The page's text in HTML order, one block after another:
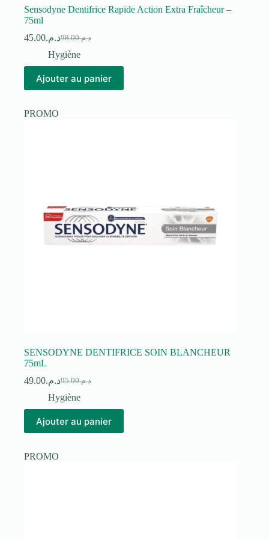
Sensodyne Dentifrice Rapide Action Extra Fraîcheur –
75ml
د.م.98.00
Le
prix
était :
د.م.45.00
Le
prix
est :
Hygiène
Ajouter au panier
PROMO
SENSODYNE DENTIFRICE SOIN BLANCHEUR
75mL
د.م.95.00
Le
prix
était :
د.م.49.00
Le
prix
est :
Hygiène
Ajouter au panier
PROMO